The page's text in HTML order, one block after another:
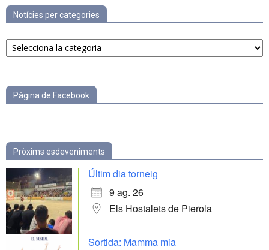
Notícies per categories
Notícies
per
Pàgina de Facebook
Pròxims esdeveniments
Últim dia torneig
9 ag. 26
Els Hostalets de Pierola
Sortida: Mamma mia